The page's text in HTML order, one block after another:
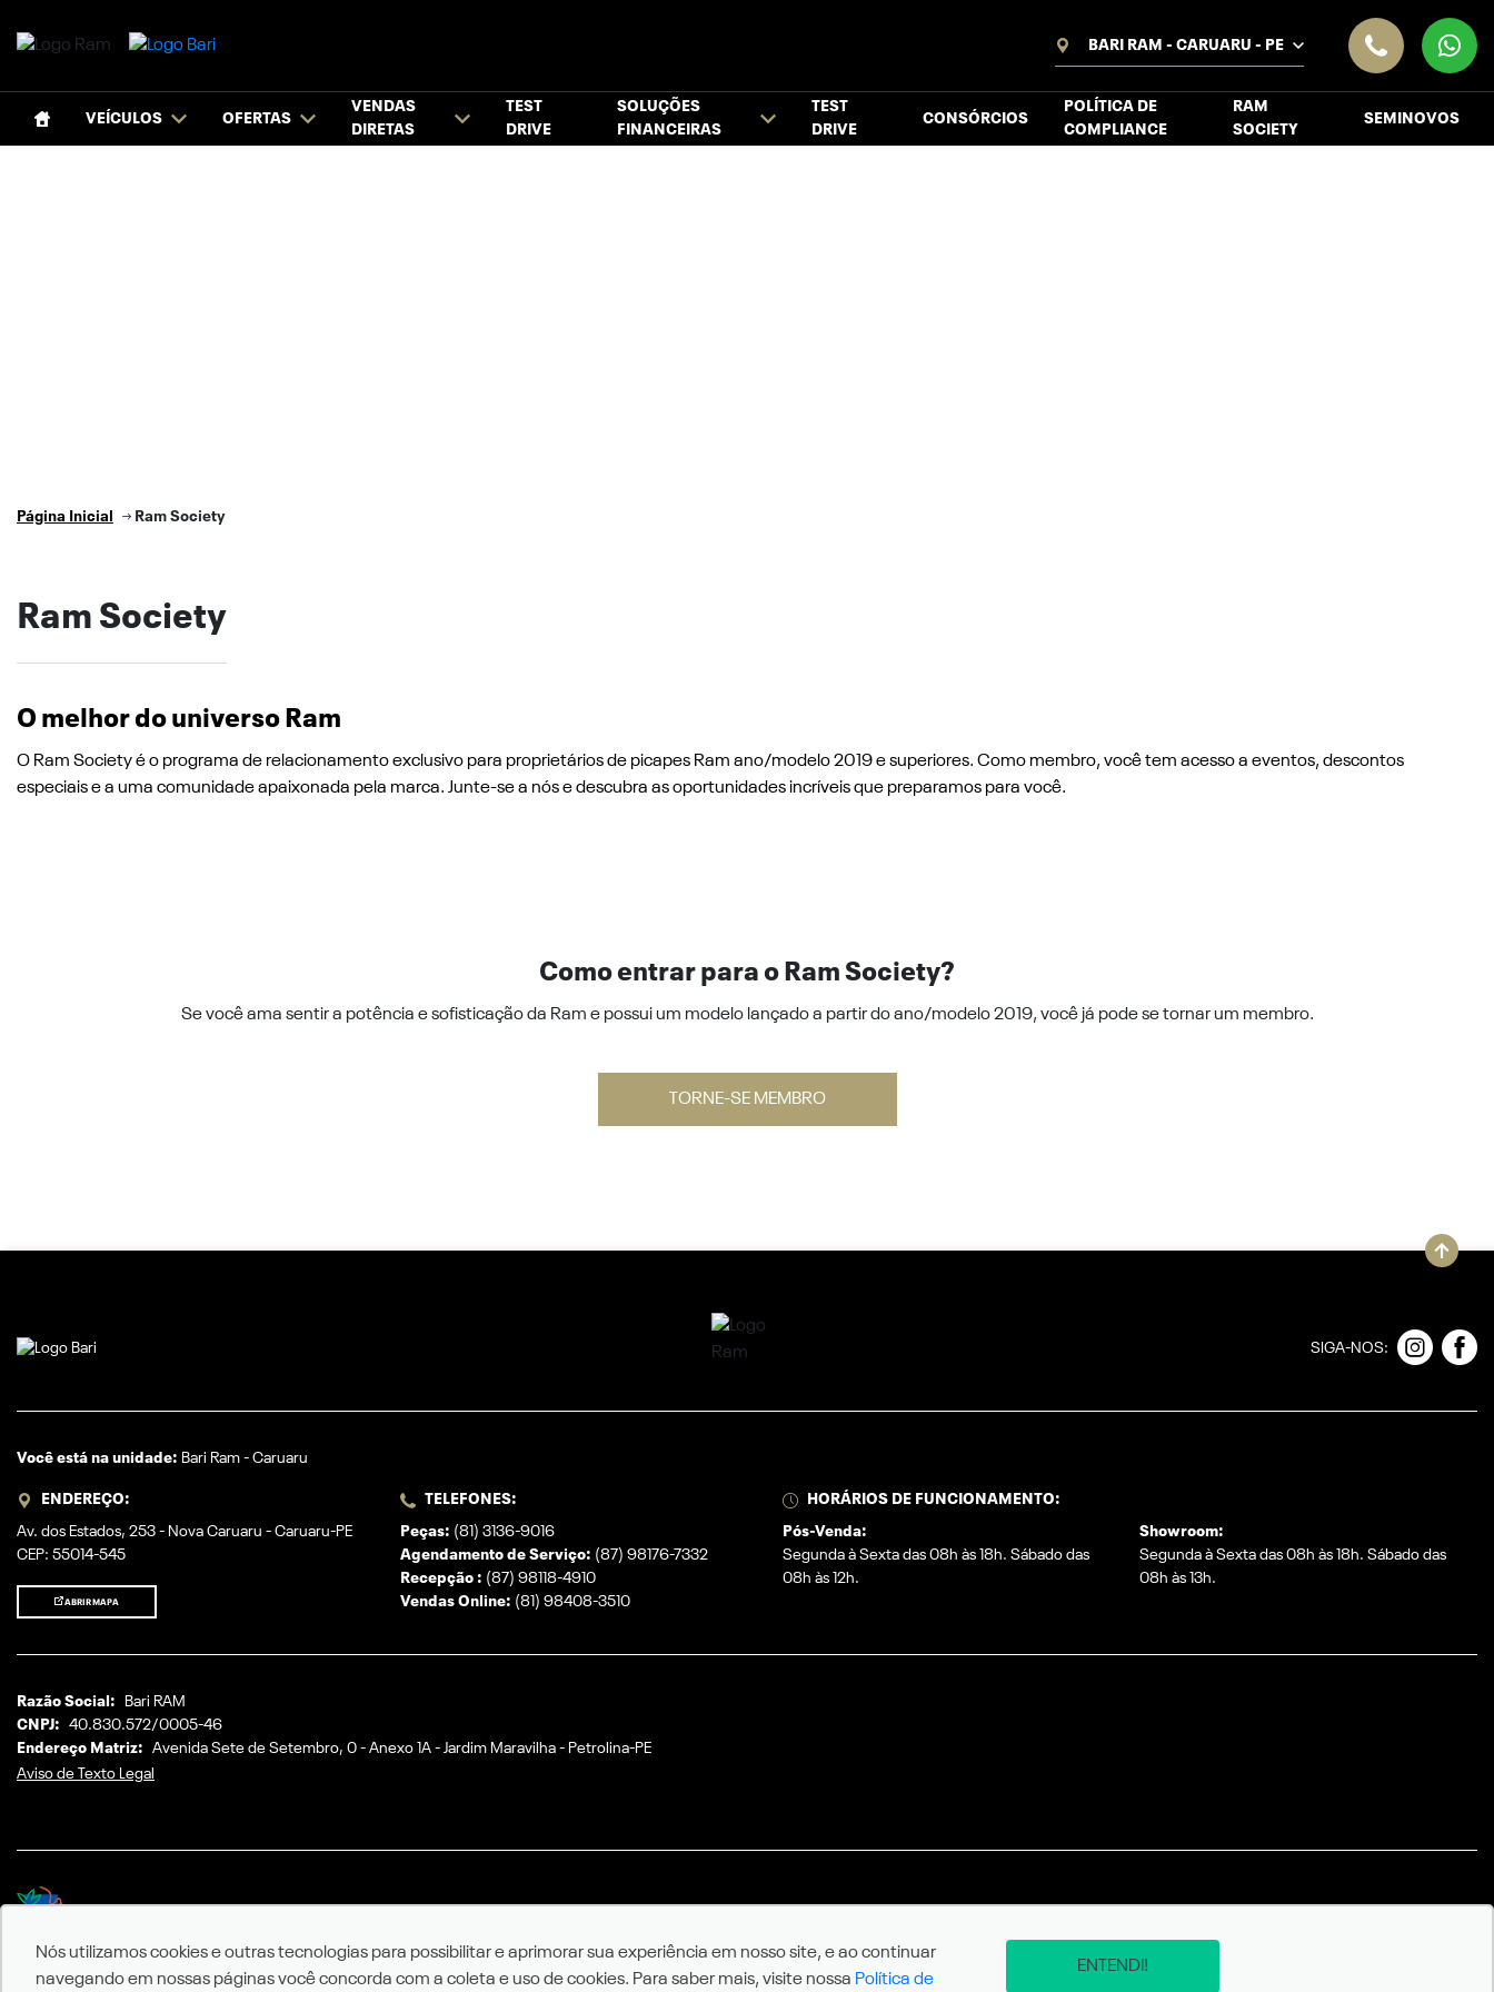
BARI RAM - CARUARU - PE
VEÍCULOS OFERTAS
VENDAS
DIRETAS
TEST
DRIVE
SOLUÇÕES
FINANCEIRAS
TEST
DRIVE
CONSÓRCIOS
POLÍTICA DE
COMPLIANCE
RAM
SOCIETY
SEMINOVOS
Página Inicial Ram Society
Ram Society
O melhor do universo Ram
O Ram Society é o programa de relacionamento exclusivo para proprietários de picapes Ram ano/modelo 2019 e superiores. Como membro, você tem acesso a eventos, descontos
especiais e a uma comunidade apaixonada pela marca. Junte-se a nós e descubra as oportunidades incríveis que preparamos para você.
Como entrar para o Ram Society?
Se você ama sentir a potência e sofisticação da Ram e possui um modelo lançado a partir do ano/modelo 2019, você já pode se tornar um membro.
TORNE-SE MEMBRO
SIGA-NOS:
Você está na unidade: Bari Ram - Caruaru
ENDEREÇO:
Av. dos Estados, 253 - Nova Caruaru - Caruaru-PE
CEP: 55014-545
ABRIR MAPA
TELEFONES:
Peças: (81) 3136-9016
Agendamento de Serviço: (87) 98176-7332
Recepção : (87) 98118-4910
Vendas Online: (81) 98408-3510
HORÁRIOS DE FUNCIONAMENTO:
Pós-Venda:
Segunda à Sexta das 08h às 18h. Sábado das
08h às 12h.
Showroom:
Segunda à Sexta das 08h às 18h. Sábado das
08h às 13h.
Razão Social:
Bari RAM
CNPJ:
40.830.572/0005-46
Endereço Matriz:
Avenida Sete de Setembro, 0 - Anexo 1A - Jardim Maravilha - Petrolina-PE
Aviso de Texto Legal
Nós utilizamos cookies e outras tecnologias para possibilitar e aprimorar sua experiência em nosso site, e ao continuar
navegando em nossas páginas você concorda com a coleta e uso de cookies. Para saber mais, visite nossa Política de
ENTENDI!